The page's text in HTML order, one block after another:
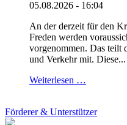
05.08.2026 - 16:04
An der derzeit für den
Freden werden
vorgenommen. Das teilt
und Verkehr mit. Diese...
Weiterlesen …
Förderer & Unterstützer